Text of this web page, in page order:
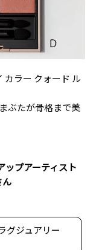
カラー クォード ル
ぶたが骨格まで美
ップアーティスト
グジュアリー